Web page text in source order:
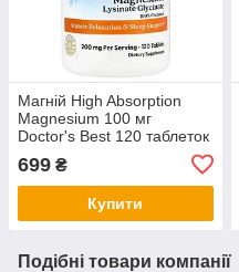
Магній High Absorption
Magnesium 100 мг
Doctor's Best 120 таблеток
699 ₴
Купити
Подібні товари компанії